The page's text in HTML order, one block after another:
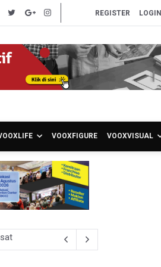
REGISTER LOGIN
VOOXFIGURE VOOXVISUAL